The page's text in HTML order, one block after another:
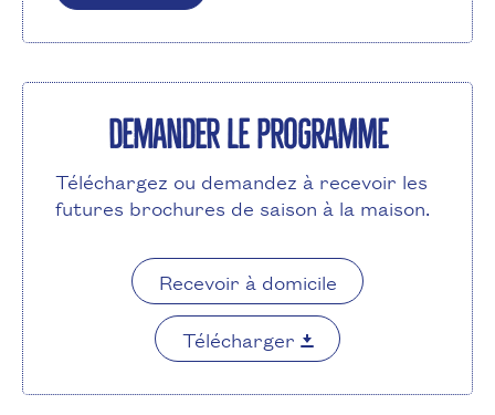
Demander le programme
Téléchargez ou demandez à recevoir les
futures brochures de saison à la maison.
Recevoir à domicile
Télécharger